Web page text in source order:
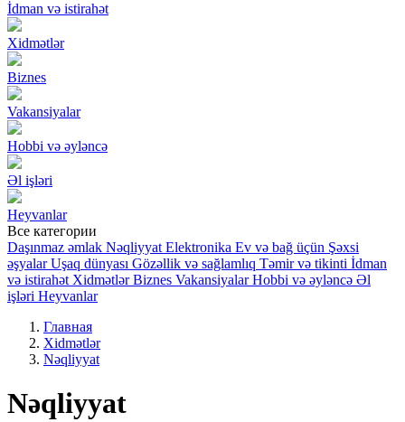
İdman və istirahət
Xidmətlər
Biznes
Vakansiyalar
Hobbi və əyləncə
Əl işləri
Heyvanlar
Все категории
Daşınmaz əmlak Nəqliyyat Elektronika Ev və bağ üçün Şəxsi
əşyalar Uşaq dünyası Gözəllik və sağlamlıq Təmir və tikinti İdman
və istirahət Xidmətlər Biznes Vakansiyalar Hobbi və əyləncə Əl
işləri Heyvanlar
Главная
Xidmətlər
Nəqliyyat
Nəqliyyat